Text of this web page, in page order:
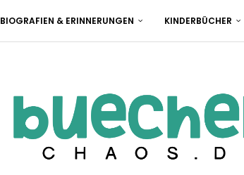
BIOGRAFIEN & ERINNERUNGEN KINDERBÜCHER